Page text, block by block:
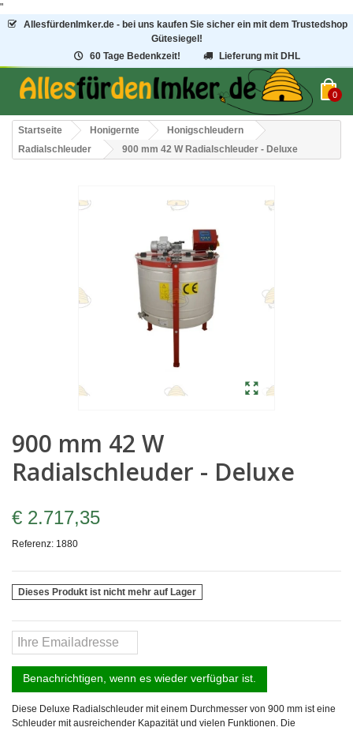
"
AllesfürdenImker.de - bei uns kaufen Sie sicher ein mit dem Trustedshop
Gütesiegel!
60 Tage Bedenkzeit!
Lieferung mit DHL
0
Startseite Honigernte
Honigschleudern
Radialschleuder
900 mm 42 W Radialschleuder - Deluxe
900 mm 42 W
Radialschleuder - Deluxe
€ 2.717,35
Referenz: 1880
Dieses Produkt ist nicht mehr auf Lager
Benachrichtigen, wenn es wieder verfügbar ist.
Diese Deluxe Radialschleuder mit einem Durchmesser von 900 mm ist eine
Schleuder mit ausreichender Kapazität und vielen Funktionen. Die